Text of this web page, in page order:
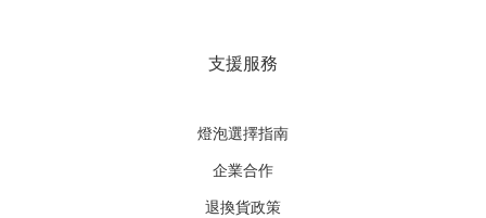
支援服務
燈泡選擇指南
企業合作
退換貨政策